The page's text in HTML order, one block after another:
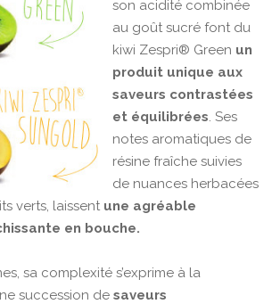
son acidité combinée
au goût sucré font du
kiwi Zespri® Green un
produit unique aux
saveurs contrastées
et équilibrées. Ses
notes aromatiques de
résine fraîche suivies
de nuances herbacées
verts, laissent une agréable
en bouche.
sa complexité s’exprime à la
succession de saveurs